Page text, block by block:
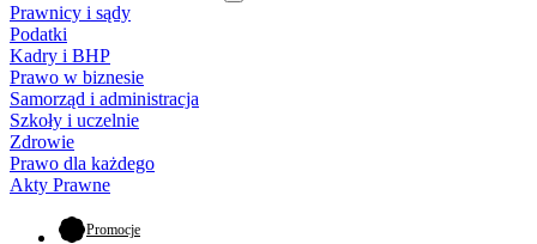
Prawnicy i sądy
Podatki
Kadry i BHP
Prawo w biznesie
Samorząd i administracja
Szkoły i uczelnie
Zdrowie
Prawo dla każdego
Akty Prawne
Promocje- otwiera się w nowej karcie